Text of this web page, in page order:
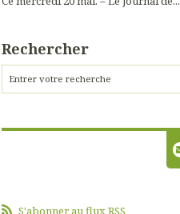
Rechercher
S'abonner au flux RSS